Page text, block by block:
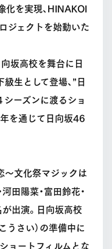
化を実現、HINAKOI
ジェクトを始動いた
坂高校を舞台に日
生として登場、”日
ーズンに渡るショ
を通じて日向坂46
〜文化祭マジックは
田陽菜・富田鈴花・
出演。日向坂高校
うさい）の準備中に
ョートフィルムとな